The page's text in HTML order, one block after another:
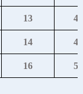
13
14
16